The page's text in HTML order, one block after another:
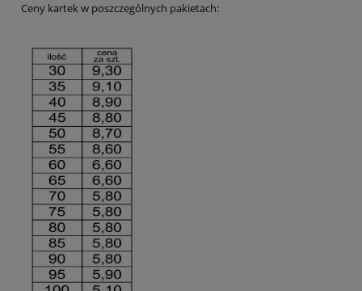
Ceny kartek w poszczególnych pakietach: